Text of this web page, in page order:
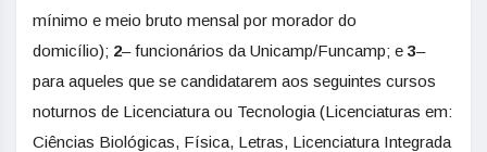
mínimo e meio bruto mensal por morador do
domicílio); 2– funcionários da Unicamp/Funcamp; e 3–
para aqueles que se candidatarem aos seguintes cursos
noturnos de Licenciatura ou Tecnologia (Licenciaturas em:
Ciências Biológicas, Física, Letras, Licenciatura Integrada